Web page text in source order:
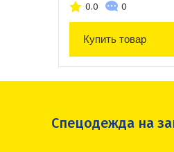
0.0 0
Купить товар
Спецодежда на